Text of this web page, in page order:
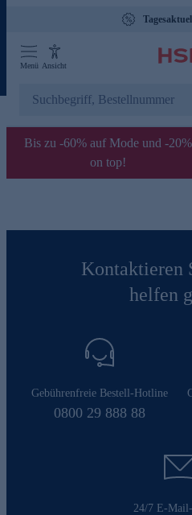
Menü Ansicht
Bis zu -60% auf Mode und -20%
on top!
Kontaktieren
helfen
Gebührenfreie Bestell-Hotline
0800 29 888 88
24/7 E-